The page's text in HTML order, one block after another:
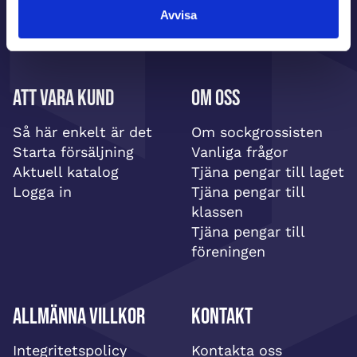
Avvisa
Att vara kund
Så här enkelt är det
Starta försäljning
Aktuell katalog
Logga in
Om oss
Om sockgrossisten
Vanliga frågor
Tjäna pengar till laget
Tjäna pengar till
klassen
Tjäna pengar till
föreningen
Allmänna villkor
Integritetspolicy
Kontakt
Kontakta oss